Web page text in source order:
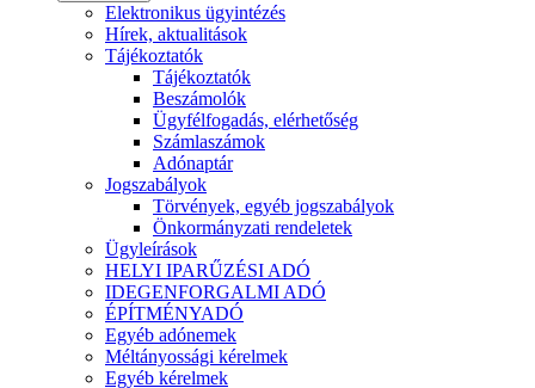
Elektronikus ügyintézés
Hírek, aktualitások
Tájékoztatók
Tájékoztatók
Beszámolók
Ügyfélfogadás, elérhetőség
Számlaszámok
Adónaptár
Jogszabályok
Törvények, egyéb jogszabályok
Önkormányzati rendeletek
Ügyleírások
HELYI IPARŰZÉSI ADÓ
IDEGENFORGALMI ADÓ
ÉPÍTMÉNYADÓ
Egyéb adónemek
Méltányossági kérelmek
Egyéb kérelmek